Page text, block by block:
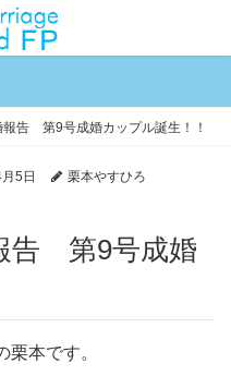
報告 第9号成婚カップル誕生！！
5日
栗本やすひろ
本です。